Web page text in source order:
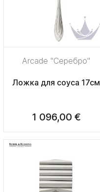
Arcade "Серебро"
Ложка для соуса 17см
1 096,00 €